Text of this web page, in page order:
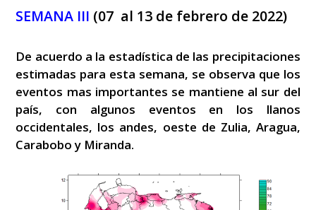
SEMANA III (07 al 13 de febrero de 2022)
De acuerdo a la estadística de las precipitaciones
estimadas para esta semana, se observa que los
eventos mas importantes se mantiene al sur del
país, con algunos eventos en los llanos
occidentales, los andes, oeste de Zulia, Aragua,
Carabobo y Miranda.